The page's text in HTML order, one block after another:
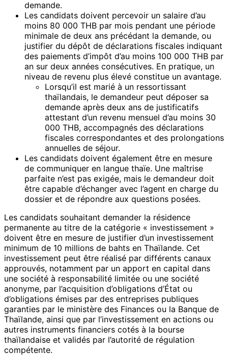
demande.
Les candidats doivent percevoir un salaire d’au
moins 80 000 THB par mois pendant une période
minimale de deux ans précédant la demande, ou
justifier du dépôt de déclarations fiscales indiquant
des paiements d’impôt d’au moins 100 000 THB par
an sur deux années consécutives. En pratique, un
niveau de revenu plus élevé constitue un avantage.
Lorsqu’il est marié à un ressortissant
thaïlandais, le demandeur peut déposer sa
demande après deux ans de justificatifs
attestant d’un revenu mensuel d’au moins 30
000 THB, accompagnés des déclarations
fiscales correspondantes et des prolongations
annuelles de séjour.
Les candidats doivent également être en mesure
de communiquer en langue thaïe. Une maîtrise
parfaite n’est pas exigée, mais le demandeur doit
être capable d’échanger avec l’agent en charge du
dossier et de répondre aux questions posées.
Les candidats souhaitant demander la résidence
permanente au titre de la catégorie « investissement »
doivent être en mesure de justifier d’un investissement
minimum de 10 millions de bahts en Thaïlande. Cet
investissement peut être réalisé par différents canaux
approuvés, notamment par un apport en capital dans
une société à responsabilité limitée ou une société
anonyme, par l’acquisition d’obligations d’État ou
d’obligations émises par des entreprises publiques
garanties par le ministère des Finances ou la Banque de
Thaïlande, ainsi que par l’investissement en actions ou
autres instruments financiers cotés à la bourse
thaïlandaise et validés par l’autorité de régulation
compétente.